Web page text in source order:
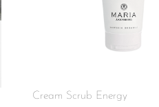
Cream Scrub Energy